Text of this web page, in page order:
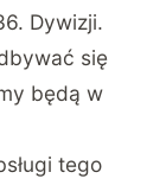
Dywizji.
się
będą w
tego